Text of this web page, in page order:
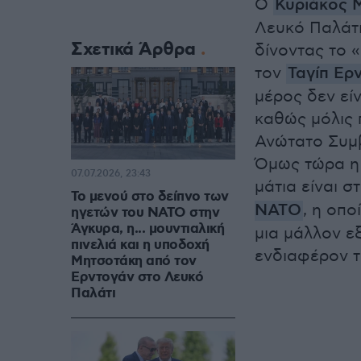
Ο Κυριάκος
Λευκό
δίνοντας το
τον Ταγίπ
μέρος δεν
καθώς μόλις
Ανώτατο
Όμως τώρα η
μάτια είναι
ΝΑΤΟ, η
μια μάλλον
ενδιαφέρον
Σχετικά Άρθρα
Το μενού στο δείπνο των
ηγετών του NATO στην
Άγκυρα, η... μουντιαλική
πινελιά και η υποδοχή
Μητσοτάκη από τον
Ερντογάν στο Λευκό
Παλάτι
07.07.2026, 23:43